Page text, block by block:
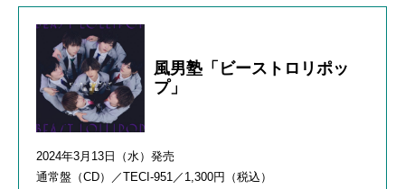
風男塾「ビーストロリポッ
プ」
2024年3月13日（水）発売
通常盤（CD）／TECI-951／1,300円（税込）